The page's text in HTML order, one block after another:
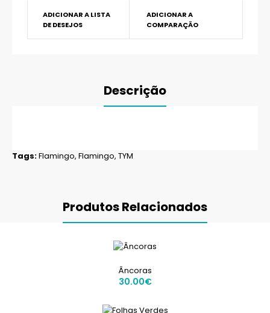
ADICIONAR A LISTA
DE DESEJOS
ADICIONAR A
COMPARAÇÃO
Descrição
Tags:Flamingo, Flamingo, TYM
Produtos Relacionados
Âncoras
30.00€